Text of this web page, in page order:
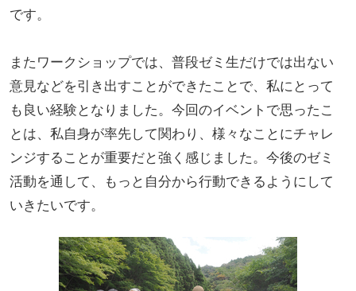
です。
またワークショップでは、普段ゼミ生だけでは出ない
意見などを引き出すことができたことで、私にとって
も良い経験となりました。今回のイベントで思ったこ
とは、私自身が率先して関わり、様々なことにチャレ
ンジすることが重要だと強く感じました。今後のゼミ
活動を通して、もっと自分から行動できるようにして
いきたいです。